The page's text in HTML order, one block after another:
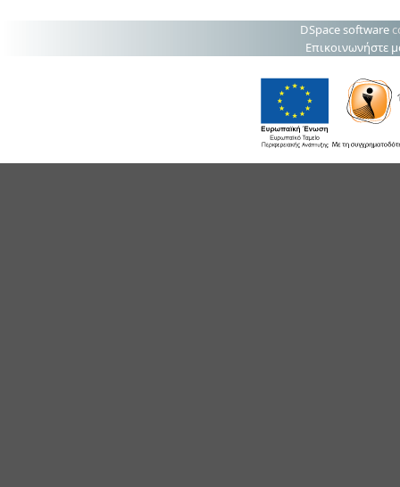
DSpace software
Επικοινωνήστε